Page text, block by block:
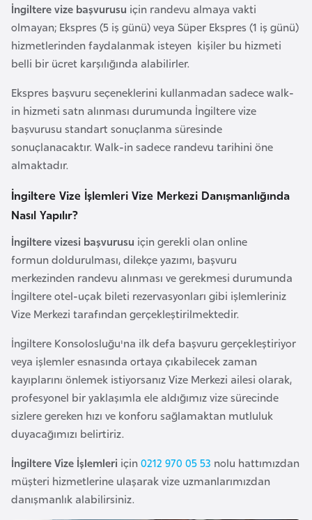
İngiltere vize başvurusu için randevu almaya vakti
olmayan; Ekspres (5 iş günü) veya Süper Ekspres (1 iş günü)
hizmetlerinden faydalanmak isteyen kişiler bu hizmeti
belli bir ücret karşılığında alabilirler.
Ekspres başvuru seçeneklerini kullanmadan sadece walk-
in hizmeti satn alınması durumunda İngiltere vize
başvurusu standart sonuçlanma süresinde
sonuçlanacaktır. Walk-in sadece randevu tarihini öne
almaktadır.
İngiltere Vize İşlemleri Vize Merkezi Danışmanlığında
Nasıl Yapılır?
İngiltere vizesi başvurusu için gerekli olan online
formun doldurulması, dilekçe yazımı, başvuru
merkezinden randevu alınması ve gerekmesi durumunda
İngiltere otel-uçak bileti rezervasyonları gibi işlemleriniz
Vize Merkezi tarafından gerçekleştirilmektedir.
İngiltere Konsolosluğu'na ilk defa başvuru gerçekleştiriyor
veya işlemler esnasında ortaya çıkabilecek zaman
kayıplarını önlemek istiyorsanız Vize Merkezi ailesi olarak,
profesyonel bir yaklaşımla ele aldığımız vize sürecinde
sizlere gereken hızı ve konforu sağlamaktan mutluluk
duyacağımızı belirtiriz.
İngiltere Vize İşlemleri için0212 970 05 53 nolu hattımızdan
müşteri hizmetlerine ulaşarak vize uzmanlarımızdan
danışmanlık alabilirsiniz.
y
a
E
t
i
y
o
p
a
F
i
l
d
i
i
S
a
h
i
l
F